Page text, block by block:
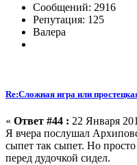
Сообщений: 2916
Репутация: 125
Валера
Re:Сложная игра или
« Ответ #44 : 22 Января
Я вчера послушал
сыпет так сыпет. Но просто
перед дудочкой сидел.